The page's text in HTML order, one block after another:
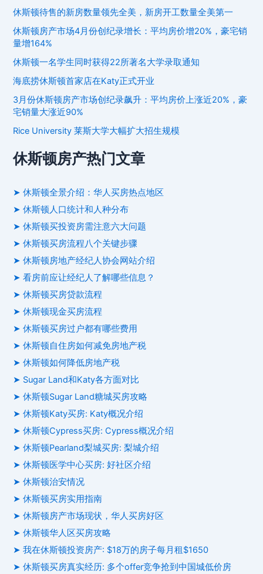
休斯顿待售的新房数量领先全美，新房开工数量全美第一
休斯顿房产市场4月份创纪录增长：平均房价增20%，豪宅销
量增164%
休斯顿一名学生同时获得22所著名大学录取通知
海底捞休斯顿首家店在Katy正式开业
3月份休斯顿房产市场创纪录飙升：平均房价上涨近20%，豪
宅销量大涨近90%
Rice University 莱斯大学大幅扩大招生规模
休斯顿房产热门文章
➤ 休斯顿全景介绍：华人买房热点地区
➤ 休斯顿人口统计和人种分布
➤ 休斯顿买投资房需注意六大问题
➤ 休斯顿买房流程八个关键步骤
➤ 休斯顿房地产经纪人协会网站介绍
➤ 看房前应让经纪人了解哪些信息？
➤ 休斯顿买房贷款流程
➤ 休斯顿现金买房流程
➤ 休斯顿买房过户都有哪些费用
➤ 休斯顿自住房如何减免房地产税
➤ 休斯顿如何降低房地产税
➤ Sugar Land和Katy各方面对比
➤ 休斯顿Sugar Land糖城买房攻略
➤ 休斯顿Katy买房: Katy概况介绍
➤ 休斯顿Cypress买房: Cypress概况介绍
➤ 休斯顿Pearland梨城买房: 梨城介绍
➤ 休斯顿医学中心买房: 好社区介绍
➤ 休斯顿治安情况
➤ 休斯顿买房实用指南
➤ 休斯顿房产市场现状，华人买房好区
➤ 休斯顿华人区买房攻略
➤ 我在休斯顿投资房产: $18万的房子每月租$1650
➤ 休斯顿买房真实经历: 多个offer竞争抢到中国城低价房